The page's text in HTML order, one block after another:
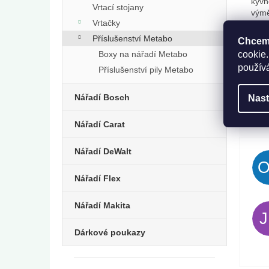
Vrtací stojany
Vrtačky
Příslušenství Metabo
Boxy na nářadí Metabo
Příslušenství pily Metabo
Nářadí Bosch
Nářadí Carat
Nářadí DeWalt
Nářadí Flex
Nářadí Makita
Dárkové poukazy